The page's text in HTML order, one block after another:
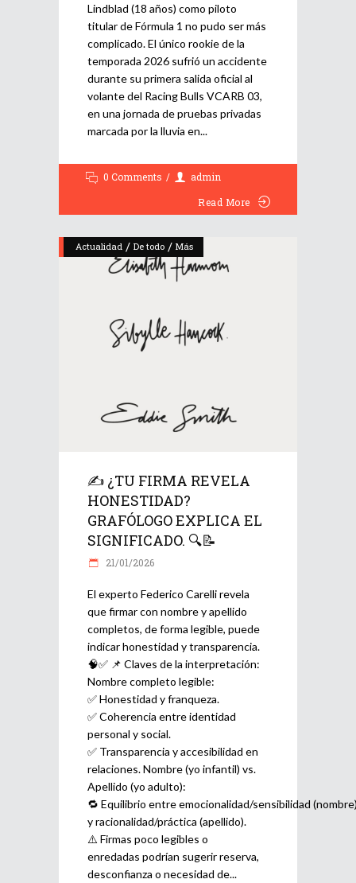
Lindblad (18 años) como piloto
titular de Fórmula 1 no pudo ser más
complicado. El único rookie de la
temporada 2026 sufrió un accidente
durante su primera salida oficial al
volante del Racing Bulls VCARB 03,
en una jornada de pruebas privadas
marcada por la lluvia en
0 Comments
admin
Read More
Actualidad / De todo / Más
✍️ ¿TU FIRMA REVELA
HONESTIDAD?
GRAFÓLOGO EXPLICA EL
SIGNIFICADO. 🔍📝
21/01/2026
El experto Federico Carelli revela
que firmar con nombre y apellido
completos, de forma legible, puede
indicar honestidad y transparencia.
🧠✅ 📌 Claves de la interpretación:
Nombre completo legible:
✅ Honestidad y franqueza.
✅ Coherencia entre identidad
personal y social.
✅ Transparencia y accesibilidad en
relaciones. Nombre (yo infantil) vs.
Apellido (yo adulto):
🔁 Equilibrio entre emocionalidad/sensibilidad
y racionalidad/práctica (apellido).
⚠️ Firmas poco legibles o
enredadas podrían sugerir reserva,
desconfianza o necesidad de